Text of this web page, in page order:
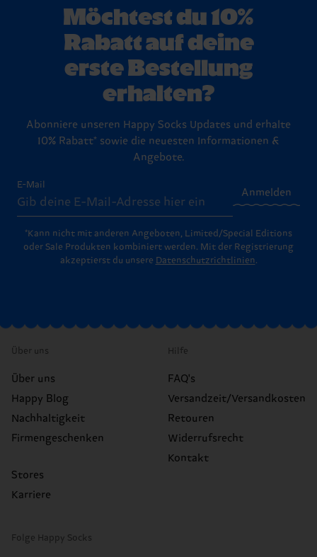
Möchtest du 10%
Rabatt auf deine
erste Bestellung
erhalten?
Abonniere unseren Happy Socks Updates und erhalte
10% Rabatt* sowie die neuesten Informationen &
Angebote.
E-Mail
Anmelden
*Kann nicht mit anderen Angeboten, Limited/Special Editions
oder Sale Produkten kombiniert werden. Mit der Registrierung
akzeptierst du unsere Datenschutzrichtlinien.
Über uns
Über uns
Happy Blog
Nachhaltigkeit
Firmengeschenken
Stores
Karriere
Hilfe
FAQ's
Versandzeit/Versandkosten
Retouren
Widerrufsrecht
Kontakt
Folge Happy Socks